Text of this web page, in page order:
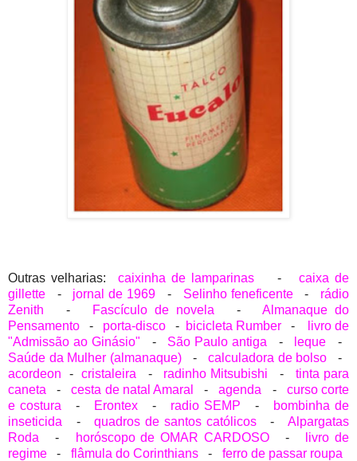
Outras velharias: caixinha de lamparinas - caixa de
gillette - jornal de 1969 - Selinho feneficente- rádio
Zenith - Fascículo de novela - Almanaque do
Pensamento - porta-disco - bicicleta Rumber -
livro de
"Admissão ao Ginásio" - São Paulo antiga - leque -
Saúde da Mulher (almanaque) - calculadora de bolso -
acordeon - cristaleira - radinho Mitsubishi -tinta para
caneta -cesta de natal Amaral -agenda - curso corte
e costura - Erontex - radio SEMP -
bombinha de
inseticida -quadros de santos católicos-Alpargatas
Roda - horóscopo de OMAR CARDOSO-
livro de
regime - flâmula do Corinthians- ferro de passar roupa